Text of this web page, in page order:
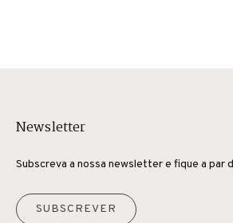
Newsletter
Subscreva a nossa newsletter e fique a par
SUBSCREVER